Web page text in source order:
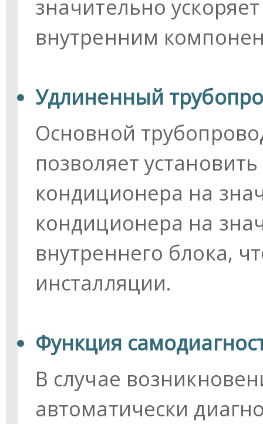
значительно
внутренним
Удлиненный
Основной
позволяет
кондиционера на
кондиционера на
внутреннего блока,
инсталляции.
Функция
В случае
автоматически